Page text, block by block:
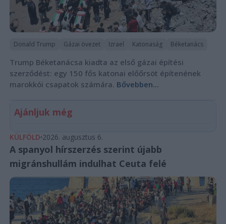
Donald Trump Gázai övezet Izrael Katonaság Béketanács
Trump Béketanácsa kiadta az első gázai építési
szerződést: egy 150 fős katonai előőrsöt építenének
marokkói csapatok számára. Bővebben...
Ajánljuk még
KÜLFÖLD 2026. augusztus 6.
A spanyol hírszerzés szerint újabb
migránshullám indulhat Ceuta felé